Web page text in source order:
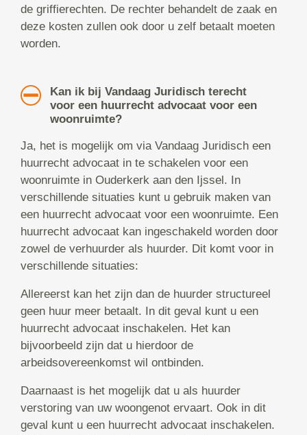
de griffierechten. De rechter behandelt de zaak en
deze kosten zullen ook door u zelf betaalt moeten
worden.
Kan ik bij Vandaag Juridisch terecht
voor een huurrecht advocaat voor een
woonruimte?
Ja, het is mogelijk om via Vandaag Juridisch een
huurrecht advocaat in te schakelen voor een
woonruimte in Ouderkerk aan den Ijssel. In
verschillende situaties kunt u gebruik maken van
een huurrecht advocaat voor een woonruimte. Een
huurrecht advocaat kan ingeschakeld worden door
zowel de verhuurder als huurder. Dit komt voor in
verschillende situaties:
Allereerst kan het zijn dan de huurder structureel
geen huur meer betaalt. In dit geval kunt u een
huurrecht advocaat inschakelen. Het kan
bijvoorbeeld zijn dat u hierdoor de
arbeidsovereenkomst wil ontbinden.
Daarnaast is het mogelijk dat u als huurder
verstoring van uw woongenot ervaart. Ook in dit
geval kunt u een huurrecht advocaat inschakelen.